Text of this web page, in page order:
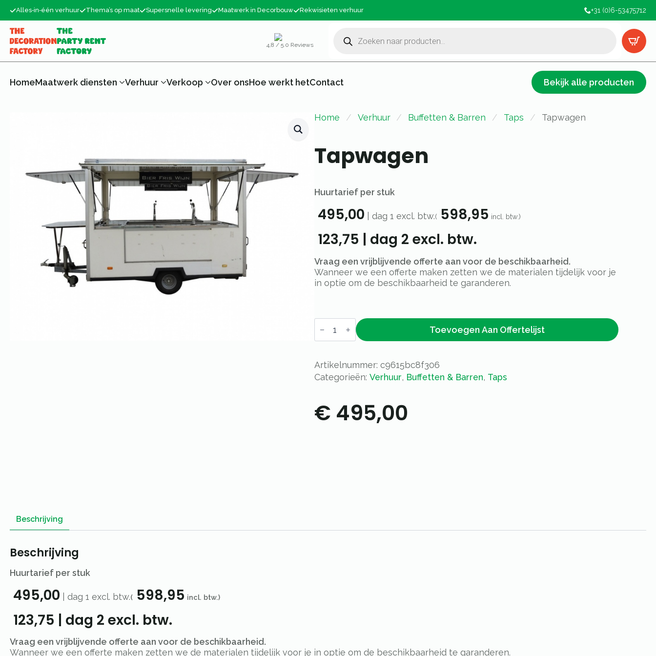
Alles‑in‑één verhuur Thema’s op maat Supersnelle levering Maatwerk in Decorbouw Rekwisieten verhuur +31 (0)6-53475712
4,8 / 5.0 Reviews
zoeken
HomeMaatwerk diensten Verhuur Verkoop Over onsHoe werkt hetContact Bekijk alle producten
Home Verhuur Buffetten & Barren Taps Tapwagen
Tapwagen
Huurtarief per stuk
495,00 dag 1 excl. btw.(598,95 incl. btw.)
123,75 dag 2 excl. btw.
Vraag een vrijblijvende offerte aan voor de beschikbaarheid.
Wanneer we een offerte maken zetten we de materialen tijdelijk voor je
in optie om de beschikbaarheid te garanderen.
Tapwagen
aantal
Toevoegen Aan Offertelijst
Artikelnummer: c9615bc8f306
Categorieën: Verhuur, Buffetten & Barren, Taps
€ 495,00
Beschrijving
Beschrijving
Huurtarief per stuk
495,00 dag 1 excl. btw.( 598,95 incl. btw.)
123,75 | dag 2 excl. btw.
Vraag een vrijblijvende offerte aan voor de beschikbaarheid.
Wanneer we een offerte maken zetten we de materialen tijdelijk voor je in optie om de beschikbaarheid te garanderen.